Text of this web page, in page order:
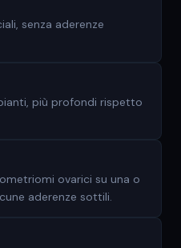
senza aderenze
più profondi rispetto
ovarici su una o
aderenze sottili.